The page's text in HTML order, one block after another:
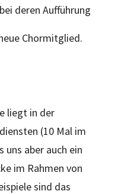
deren Aufführung
Chormitglied.
liegt in der
(10 Mal im
uns aber auch ein
im Rahmen von
sind das